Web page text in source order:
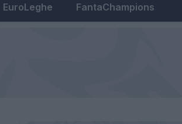
EuroLeghe FantaChampions